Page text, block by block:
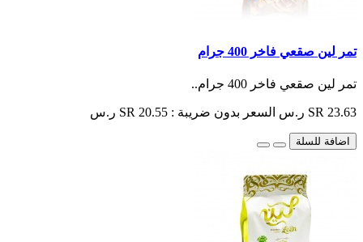
تمر لين صقعي فاخر 400 جرام
تمر لين صقعي فاخر 400 جرام..
SR 23.63 ر.س السعر بدون ضريبة : SR 20.55 ر.س
اضافة للسلة